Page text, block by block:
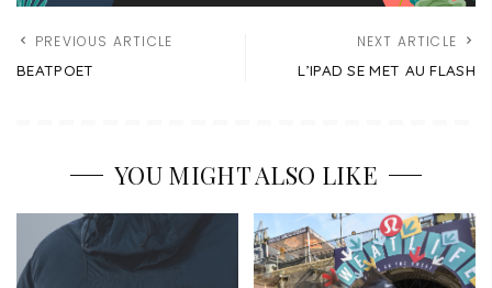
PREVIOUS ARTICLE
BEATPOET
NEXT ARTICLE
L’IPAD SE MET AU FLASH
YOU MIGHT ALSO LIKE